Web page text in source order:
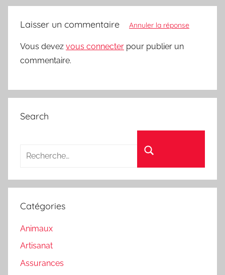
Laisser un commentaire Annuler la réponse
Vous devez vous connecter pour publier un
commentaire.
Search
Catégories
Animaux
Artisanat
Assurances